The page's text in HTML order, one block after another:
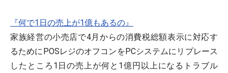
『何で1日の売上が1億もあるの』
家族経営の小売店で4月からの消費税総額表示に対応す
るためにPOSレジのオフコンをPCシステムにリプレース
したところ1日の売上が何と1億円以上になるトラブル